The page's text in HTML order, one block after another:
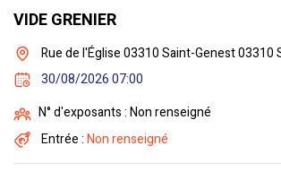
VIDE GRENIER
Rue de l'Église 03310 Saint-Genest 03310
30/08/2026 07:00
N° d'exposants : Non renseigné
Entrée :Non renseigné